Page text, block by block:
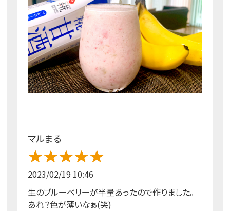
マルまる
2023/02/19 10:46
生のブルーベリーが半量あったので作りました。
あれ？色が薄いなぁ(笑)